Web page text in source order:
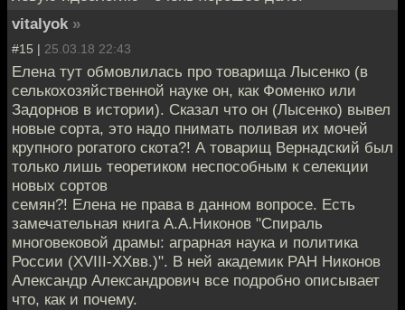
vitalyok »
#15 | 25.03.18 22:43
Елена тут обмовлилась про товарища Лысенко (в
селькохозяйственной науке он, как Фоменко или
Задорнов в истории). Сказал что он (Лысенко) вывел
новые сорта, это надо пнимать поливая их мочей
крупного рогатого скота?! А товарищ Вернадский был
только лишь теоретиком неспособным к селекции
новых сортов
семян?! Елена не права в данном вопросе. Есть
замечательная книга А.А.Никонов "Спираль
многовековой драмы: аграрная наука и политика
России (XVIII-XXвв.)". В ней академик РАН Никонов
Александр Александрович все подробно описывает
что, как и почему.